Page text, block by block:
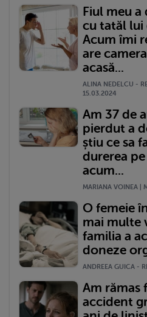
Fiul meu a
cu tatăl lui
Acum îmi
are
acasă...
ALINA NEDELCU -
15.03.2024
Am 37 de
pierdut a
știu ce sa
durerea
acum...
MARIANA VOINEA |
O femeie
mai multe
familia a
doneze
ANDREEA GUICA -
Am rămas
accident